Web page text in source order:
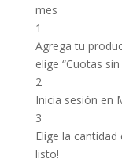
mes
1
Agrega tu
elige “Cuotas
2
Inicia sesión en
3
Elige la
listo!